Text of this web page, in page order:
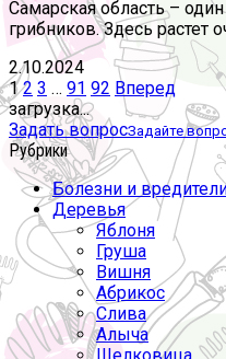
Самарская область –
грибников. Здесь растет
2.10.2024
Пагинация
записей
1 2 3 … 91 92 Вперед
загрузка...
Задать вопросЗадайте
Рубрики
Болезни и
Деревья
Яблоня
Груша
Вишня
Абрикос
Слива
Алыча
Шелковица